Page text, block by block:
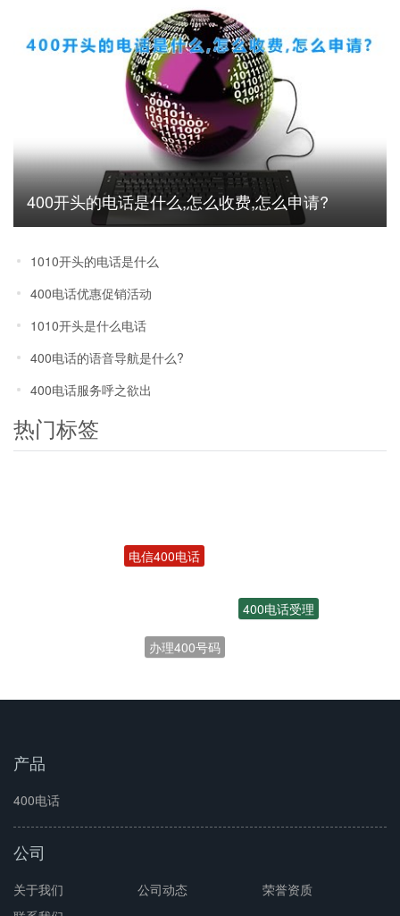
400开头的电话是什么,怎么收费,怎么申请?
1010开头的电话是什么
400电话优惠促销活动
1010开头是什么电话
400电话的语音导航是什么?
400电话服务呼之欲出
热门标签
400电话受理
产品
400电话
公司
关于我们 公司动态
荣誉资质